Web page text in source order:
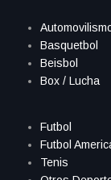
Basquetbol
Beisbol
Box / Lucha
Futbol
Futbol
Tenis